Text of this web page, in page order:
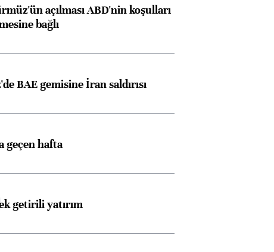
açılması ABD'nin koşulları
bağlı
BAE gemisine İran saldırısı
geçen hafta
getirili yatırım